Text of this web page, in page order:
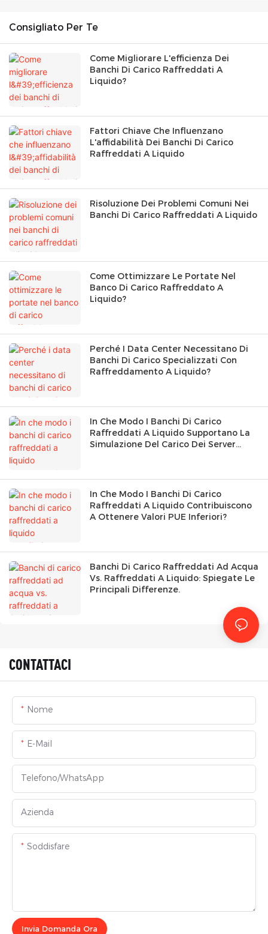
Consigliato Per Te
Come Migliorare L'efficienza Dei
Banchi Di Carico Raffreddati A
Liquido?
Fattori Chiave Che Influenzano
L'affidabilità Dei Banchi Di Carico
Raffreddati A Liquido
Risoluzione Dei Problemi Comuni Nei
Banchi Di Carico Raffreddati A Liquido
Come Ottimizzare Le Portate Nel
Banco Di Carico Raffreddato A
Liquido?
Perché I Data Center Necessitano Di
Banchi Di Carico Specializzati Con
Raffreddamento A Liquido?
In Che Modo I Banchi Di Carico
Raffreddati A Liquido Supportano La
Simulazione Del Carico Dei Server
In Che Modo I Banchi Di Carico
Raffreddati A Liquido Contribuiscono
A Ottenere Valori PUE Inferiori?
Banchi Di Carico Raffreddati Ad Acqua
Vs. Raffreddati A Liquido: Spiegate Le
Principali Differenze.
CONTATTACI
Nome
E-Mail
Telefono/WhatsApp
Azienda
Soddisfare
Invia Domanda Ora